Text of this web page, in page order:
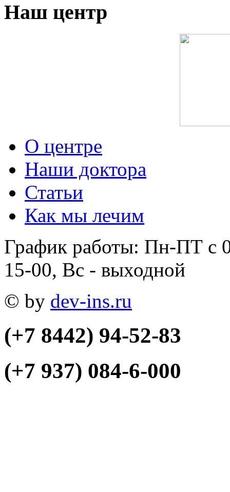
Наш центр
О центре
Наши доктора
Статьи
Как мы лечим
График работы: Пн-ПТ с
15-00, Вс - выходной
© by dev-ins.ru
(+7 8442) 94-52-83
(+7 937) 084-6-000